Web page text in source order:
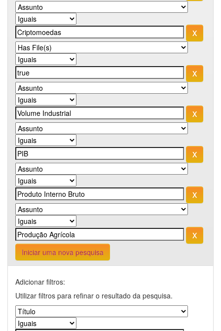
Iniciar uma nova pesquisa
Adicionar filtros:
Utilizar filtros para refinar o resultado da pesquisa.